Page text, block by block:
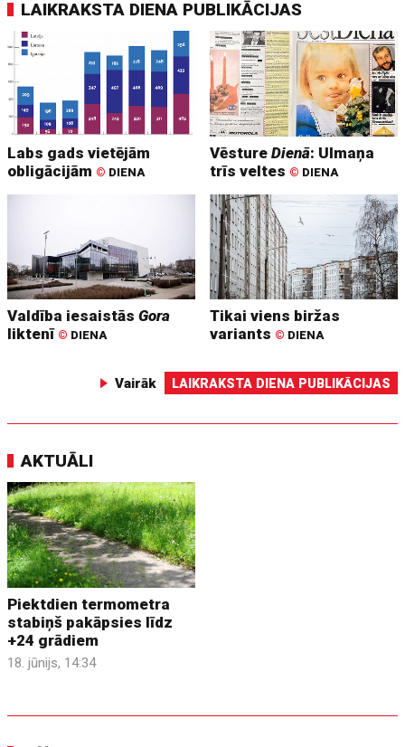
LAIKRAKSTA DIENA PUBLIKĀCIJAS
Labs gads vietējām
obligācijām © DIENA
VēstureDienā: Ulmaņa
trīs veltes © DIENA
Valdība iesaistāsGora
liktenī © DIENA
Tikai viens biržas
variants © DIENA
Vairāk LAIKRAKSTA DIENA PUBLIKĀCIJAS
AKTUĀLI
Piektdien termometra
stabiņš pakāpsies līdz
+24 grādiem
18. jūnijs, 14:34